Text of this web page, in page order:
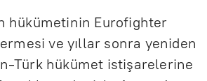
hükümetinin Eurofighter
ve yıllar sonra yeniden
Türk hükümet istişarelerine